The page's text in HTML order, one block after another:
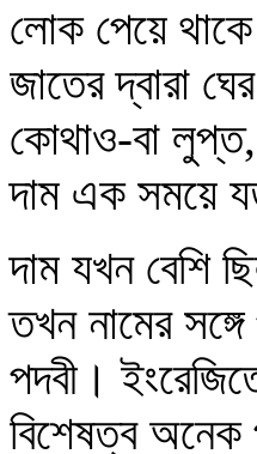
লোক পেয়ে
জাতের দ্বারা
কোথাও-বা
দাম এক সময়ে
দাম যখন বেশি
তখন নামের
পদবী।
বিশেষত্ব অনেক